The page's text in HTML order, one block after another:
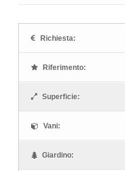
Richiesta:
Riferimento:
Superficie:
Vani:
Giardino: